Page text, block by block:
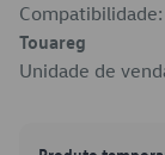
Compatibilidade:
Touareg
Unidade de